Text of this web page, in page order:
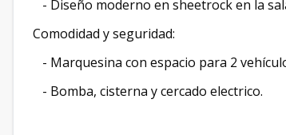
- Diseño moderno en sheetrock en la
Comodidad y seguridad:
- Marquesina con espacio para 2
- Bomba, cisterna y cercado electrico.